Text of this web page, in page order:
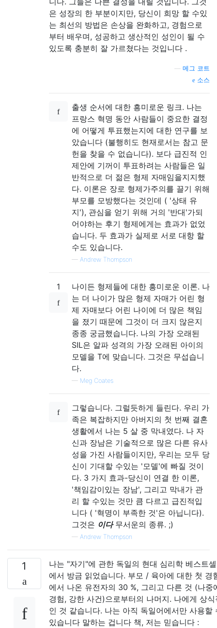
은 성장의 한 부분이지만, 당신이 희망 할 수있
는 최선의 방법은 손상을 완화하고, 경험으로
부터 배우며, 성공하고 생산적인 성인이 될 수
있도록 충분히 잘 가르쳤다는 것입니다 .
메그 코트
소스
출생 순서에 대한 흥미로운 링크. 나는
프랑스 혁명 동안 사람들이 중요한 결정
에 어떻게 투표했는지에 대한 연구를 보
았습니다 (불행히도 현재로서는 참고 문
헌을 찾을 수 없습니다). 보다 급진적 인
제안에 기꺼이 투표하려는 사람들은 일
반적으로 더 젊은 형제 자매임을지지했
다. 이론은 장로 형제가주의를 끌기 위해
부모를 모방했다는 것인데 ( '상태 유
지'), 관심을 얻기 위해 거의 '반대'가되
어야하는 후기 형제에게는 효과가 없었
습니다. 두 효과가 실제로 서로 대항 할
수도 있습니다.
— Andrew Thompson
1
나이든 형제들에 대한 흥미로운 이론. 나
는 더 나이가 많은 형제 자매가 어린 형
제 자매보다 어린 나이에 더 많은 책임
을 졌기 때문에 그것이 더 크지 않은지
종종 궁금했습니다. 나의 가장 오래된
SIL은 알파 성격의 가장 오래된 아이의
모델을 T에 맞습니다. 그것은 무섭습니
다.
— Meg Coates
그렇습니다. 그럴듯하게 들린다. 우리 가
족은 복잡하지만 아버지의 첫 번째 결혼
생활에서 나는 5 살 중 막내였다. 나 자
신과 장남은 기술적으로 많은 다른 유사
성을 가진 사람들이지만, 우리는 모두 당
신이 기대할 수있는 '모델'에 빠질 것이
다. 3 가지 효과-당신이 연결 한 이론,
'책임감이있는 장남', 그리고 막내가 관
리 할 수있는 것만 큼 다르고 급진적입
니다 ( '혁명이 부족한 것'은 아닙니다).
그것은 이다무서운의 종류. ;)
— Andrew Thompson
1
나는 "자기"에 관한 독일의 현대 심리학 베스트
에서 방금 읽었습니다. 부모 / 육아에 대한 첫 경
에서 나온 유전자의 30 %, 그리고 다른 것 (나중
경험, 강한 사건)으로부터의 나머지. 나에게 상식
인 것 같습니다. 나는 아직 독일어에서만 사용할
있습니다 말하는 겁니다 책, 저는 믿습니다 :